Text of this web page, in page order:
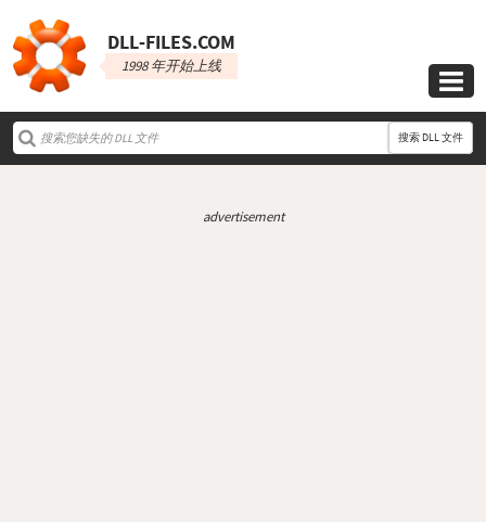
DLL‑FILES.COM
1998 年开始上线

搜索 DLL 文件
advertisement